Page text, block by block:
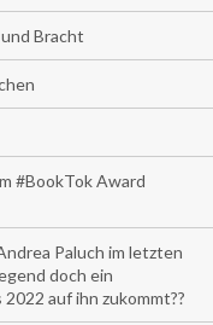
Bracht
#BookTok Award
Paluch im letzten
doch ein
auf ihn zukommt??